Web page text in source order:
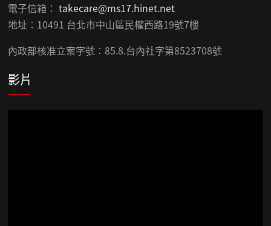
電子信箱：takecare@ms17.hinet.net
地址：10491 台北市中山區民權西路19號7樓
內政部核准立案字號：85.8.台內社字第8523708號
影片